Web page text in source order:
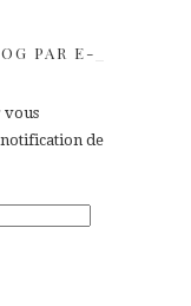
PAR E-
vous
de